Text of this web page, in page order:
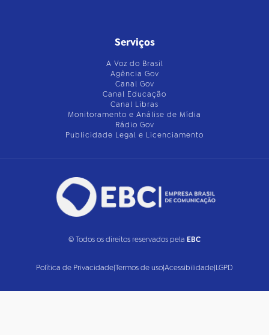
Serviços
A Voz do Brasil
Agência Gov
Canal Gov
Canal Educação
Canal Libras
Monitoramento e Análise de Mídia
Rádio Gov
Publicidade Legal e Licenciamento
© Todos os direitos reservados pela EBC
Política de Privacidade|Termos de uso|Acessibilidade|LGPD